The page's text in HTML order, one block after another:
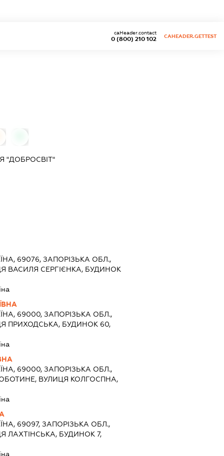
0 (800) 210 102
caHeader.contact
CAHEADER.GETTEST
"ДОБРОСВІТ"
69076, ЗАПОРІЗЬКА ОБЛ.,
ВАСИЛЯ СЕРГІЄНКА, БУДИНОК
69000, ЗАПОРІЗЬКА ОБЛ.,
ПРИХОДСЬКА, БУДИНОК 60,
69000, ЗАПОРІЗЬКА ОБЛ.,
ВУЛИЦЯ КОЛГОСПНА,
69097, ЗАПОРІЗЬКА ОБЛ.,
ЛАХТІНСЬКА, БУДИНОК 7,